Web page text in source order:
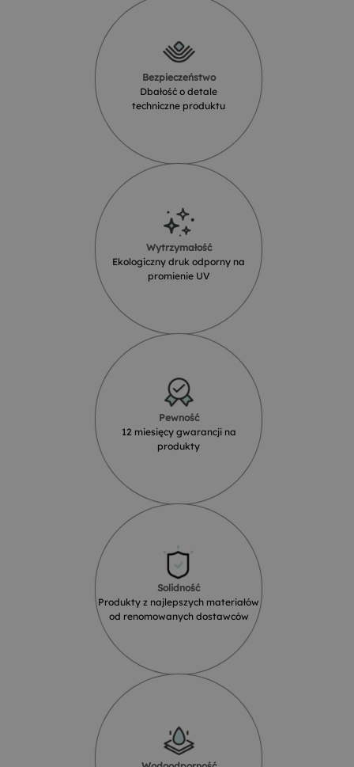
Bezpieczeństwo
Dbałość o detale
techniczne produktu
Wytrzymałość
Ekologiczny druk odporny na
promienie UV
Pewność
12 miesięcy gwarancji na
produkty
Solidność
Produkty z najlepszych materiałów
od renomowanych dostawców